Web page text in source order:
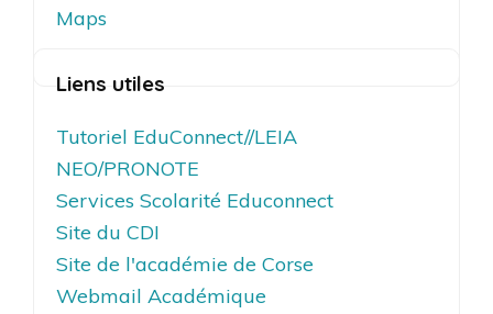
Maps
Liens utiles
Tutoriel EduConnect//LEIA
NEO/PRONOTE
Services Scolarité Educonnect
Site du CDI
Site de l'académie de Corse
Webmail Académique